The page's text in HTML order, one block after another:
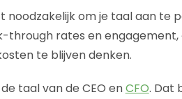
noodzakelijk om je taal aan te
through rates en
te blijven denken.
taal van de CEO enCFO. Dat